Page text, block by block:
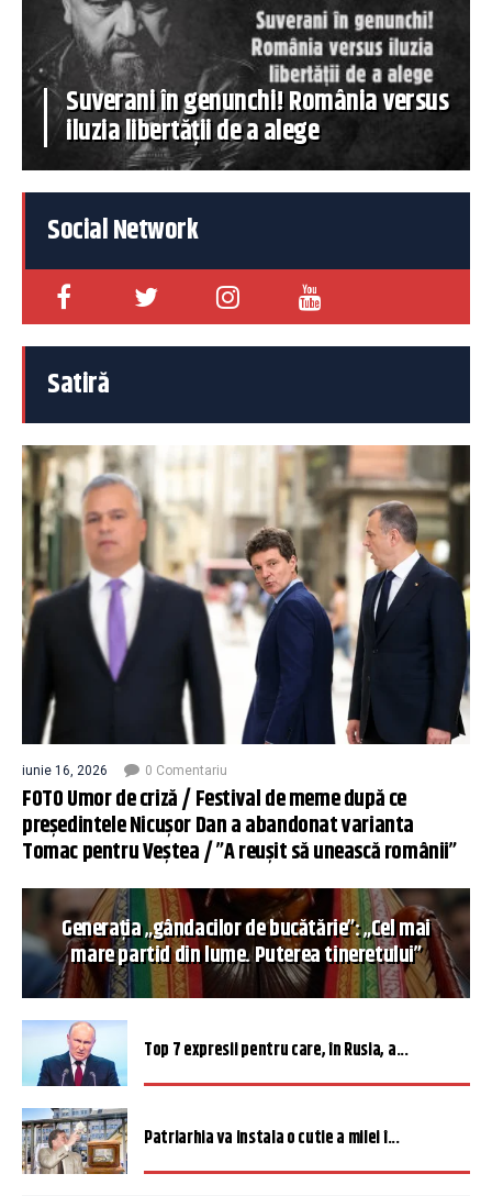
Suverani în genunchi! România versus
iluzia libertății de a alege
Social Network
Satiră
iunie 16, 2026 0 Comentariu
FOTO Umor de criză / Festival de meme după ce
președintele Nicușor Dan a abandonat varianta
Tomac pentru Veștea / ”A reușit să unească românii”
Generația „gândacilor de bucătărie”: „Cel mai
mare partid din lume. Puterea tineretului”
Top 7 expresii pentru care, în Rusia, a...
Patriarhia va instala o cutie a milei î...